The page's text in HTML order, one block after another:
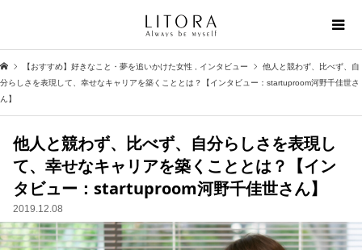
【おすすめ】好きなこと・夢を追いかけた女性 インタビュー
他人と競わず、比べず、自
分らしさを表現して、幸せなキャリアを築くこととは？【インタビュー：startuproom河野千佳世さ
ん】
他人と競わず、比べず、自分らしさを表現し
て、幸せなキャリアを築くこととは？【イン
タビュー：startuproom河野千佳世さん】
2019.12.08